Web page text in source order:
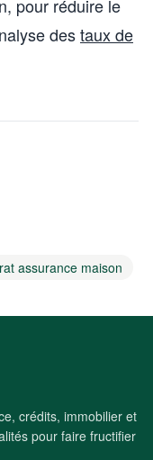
pour réduire le
destaux de
assurance maison
crédits, immobilier et
pour faire fructifier